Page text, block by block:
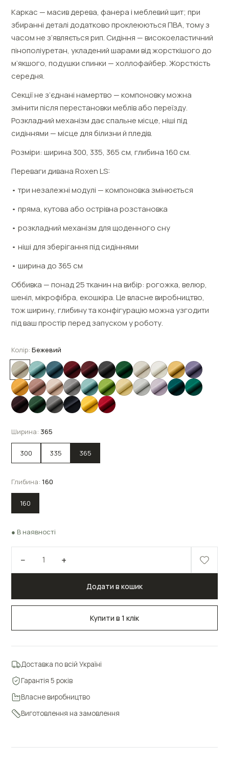
Каркас — масив дерева, фанера і меблевий щит; при
збиранні деталі додатково проклеюються ПВА, тому з
часом не з’являється рип. Сидіння — високоеластичний
пінополіуретан, укладений шарами від жорсткішого до
м’якшого, подушки спинки — холлофайбер. Жорсткість
середня.
Секції не з’єднані намертво — компоновку можна
змінити після перестановки меблів або переїзду.
Розкладний механізм дає спальне місце, ніші під
сидіннями — місце для білизни й пледів.
Розміри: ширина 300, 335, 365 см, глибина 160 см.
Переваги дивана Roxen LS:
• три незалежні модулі — компоновка змінюється
• пряма, кутова або острівна розстановка
• розкладний механізм для щоденного сну
• ніші для зберігання під сидіннями
• ширина до 365 см
Оббивка — понад 25 тканин на вибір: рогожка, велюр,
шеніл, мікрофібра, екошкіра. Це власне виробництво,
тож ширину, глибину та конфігурацію можна узгодити
під ваш простір перед запуском у роботу.
Колір:Бежевий
Ширина: 365
300 335 365
Глибина:160
160
● В наявності
− 1 +
Додати в кошик
Купити в 1 клік
Доставка по всій Україні
Гарантія 5 років
Власне виробництво
Виготовлення на замовлення